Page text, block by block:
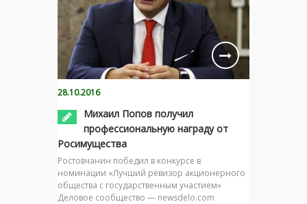
28.10.2016
Михаил Попов получил
профессиональную награду от
Росимущества
Ростовчанин победил в конкурсе в
номинации «Лучший ревизор акционерного
общества с государственным участием»
Деловое сообщество — newsdelo.com